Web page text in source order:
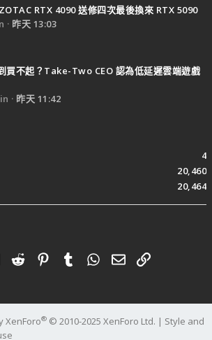
RTX 4090 送修四次最後換來 RTX 5090
昨天 13:03
買不起？Take-Two CEO 認為低延遲雲端遊戲
昨天 11:42
4
20,460
20,464
RedditPinterestTumblrWhatsApp
電子郵件
連結
XenForo® © 2010-2025 XenForo Ltd. | Style and